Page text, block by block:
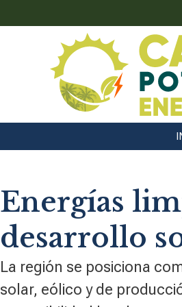
Energías
desarrollo
La región se posiciona
solar, eólico y de